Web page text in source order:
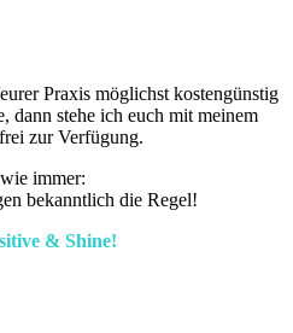
Praxis möglichst kostengünstig
dann stehe ich euch mit meinem
zur Verfügung.
immer:
bekanntlich die Regel!
& Shine!